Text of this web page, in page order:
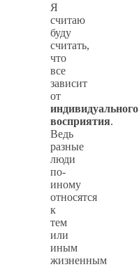
Я
считаю
буду
считать,
что
все
зависит
от
индивидуального
восприятия.
Ведь
разные
люди
по-
иному
относятся
к
тем
или
иным
жизненным